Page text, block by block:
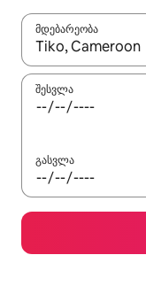
მდებარეობა
როცა შედეგები
შესვლა
გასვლა